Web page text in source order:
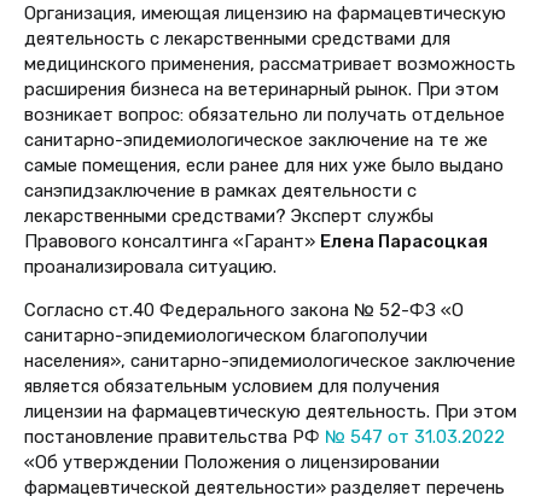
Организация, имеющая лицензию на фармацевтическую
деятельность с лекарственными средствами для
медицинского применения, рассматривает возможность
расширения бизнеса на ветеринарный рынок. При этом
возникает вопрос: обязательно ли получать отдельное
санитарно-эпидемиологическое заключение на те же
самые помещения, если ранее для них уже было выдано
санэпидзаключение в рамках деятельности с
лекарственными средствами? Эксперт службы
Правового консалтинга «Гарант» Елена Парасоцкая
проанализировала ситуацию.
Согласно ст.40 Федерального закона № 52-ФЗ «О
санитарно-эпидемиологическом благополучии
населения», санитарно-эпидемиологическое заключение
является обязательным условием для получения
лицензии на фармацевтическую деятельность. При этом
постановление правительства РФ № 547 от 31.03.2022
«Об утверждении Положения о лицензировании
фармацевтической деятельности» разделяет перечень